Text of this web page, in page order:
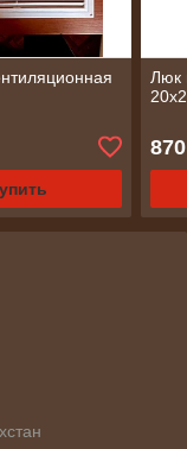
Люк
870